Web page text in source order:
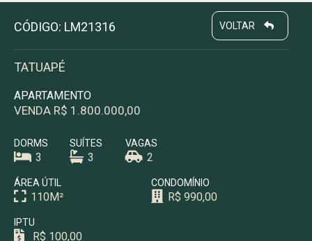
CÓDIGO: LM21316 VOLTAR
TATUAPÉ
APARTAMENTO
VENDA R$ 1.800.000,00
DORMS
3
SUÍTES
3
VAGAS
2
ÁREA ÚTIL
110M²
CONDOMÍNIO
R$ 990,00
IPTU
R$ 100,00